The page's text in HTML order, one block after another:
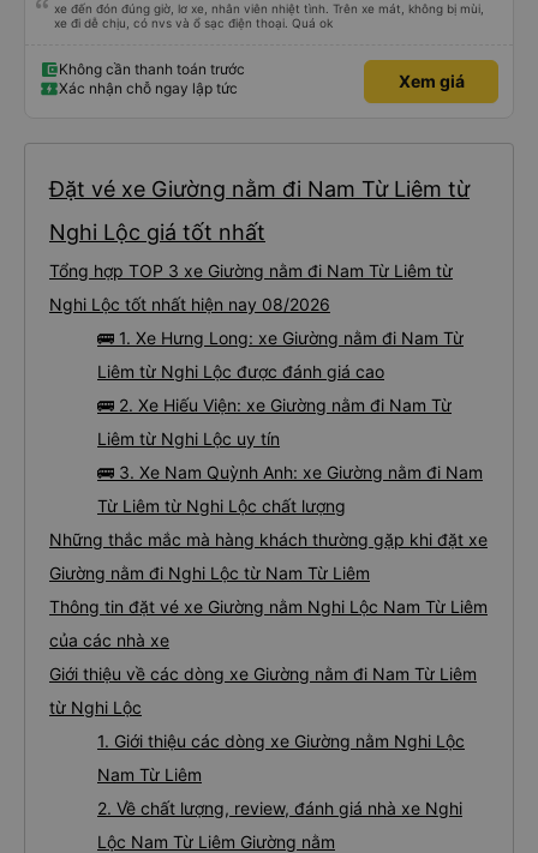
xe đến đón đúng giờ, lơ xe, nhân viên nhiệt tình. Trên xe mát, không bị mùi,
xe đi dễ chịu, có nvs và ổ sạc điện thoại. Quá ok
Không cần thanh toán trước
Xác nhận chỗ ngay lập tức
Xem giá
Đặt vé xe Giường nằm đi Nam Từ Liêm từ
Nghi Lộc giá tốt nhất
Tổng hợp TOP 3 xe Giường nằm đi Nam Từ Liêm từ
Nghi Lộc tốt nhất hiện nay 08/2026
🚌 1. Xe Hưng Long: xe Giường nằm đi Nam Từ
Liêm từ Nghi Lộc được đánh giá cao
🚌 2. Xe Hiếu Viện: xe Giường nằm đi Nam Từ
Liêm từ Nghi Lộc uy tín
🚌 3. Xe Nam Quỳnh Anh: xe Giường nằm đi Nam
Từ Liêm từ Nghi Lộc chất lượng
Những thắc mắc mà hàng khách thường gặp khi đặt xe
Giường nằm đi Nghi Lộc từ Nam Từ Liêm
Thông tin đặt vé xe Giường nằm Nghi Lộc Nam Từ Liêm
của các nhà xe
Giới thiệu về các dòng xe Giường nằm đi Nam Từ Liêm
từ Nghi Lộc
1. Giới thiệu các dòng xe Giường nằm Nghi Lộc
Nam Từ Liêm
2. Về chất lượng, review, đánh giá nhà xe Nghi
Lộc Nam Từ Liêm Giường nằm